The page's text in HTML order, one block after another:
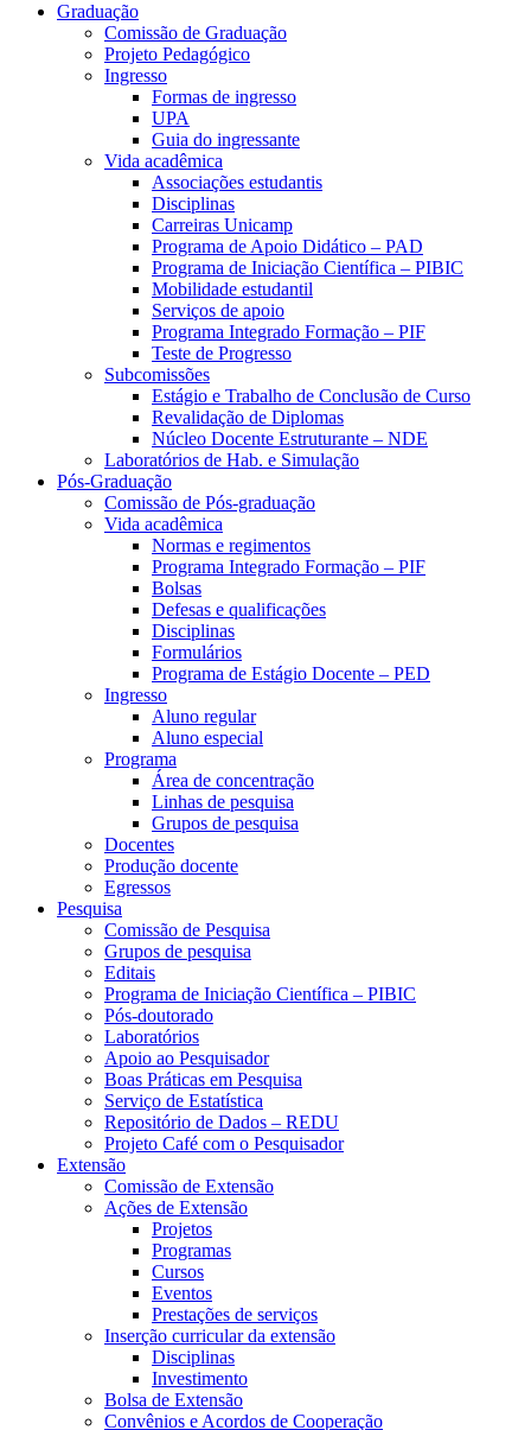
Graduação
Comissão de Graduação
Projeto Pedagógico
Ingresso
Formas de ingresso
UPA
Guia do ingressante
Vida acadêmica
Associações estudantis
Disciplinas
Carreiras Unicamp
Programa de Apoio Didático – PAD
Programa de Iniciação Científica – PIBIC
Mobilidade estudantil
Serviços de apoio
Programa Integrado Formação – PIF
Teste de Progresso
Subcomissões
Estágio e Trabalho de Conclusão de Curso
Revalidação de Diplomas
Núcleo Docente Estruturante – NDE
Laboratórios de Hab. e Simulação
Pós-Graduação
Comissão de Pós-graduação
Vida acadêmica
Normas e regimentos
Programa Integrado Formação – PIF
Bolsas
Defesas e qualificações
Disciplinas
Formulários
Programa de Estágio Docente – PED
Ingresso
Aluno regular
Aluno especial
Programa
Área de concentração
Linhas de pesquisa
Grupos de pesquisa
Docentes
Produção docente
Egressos
Pesquisa
Comissão de Pesquisa
Grupos de pesquisa
Editais
Programa de Iniciação Científica – PIBIC
Pós-doutorado
Laboratórios
Apoio ao Pesquisador
Boas Práticas em Pesquisa
Serviço de Estatística
Repositório de Dados – REDU
Projeto Café com o Pesquisador
Extensão
Comissão de Extensão
Ações de Extensão
Projetos
Programas
Cursos
Eventos
Prestações de serviços
Inserção curricular da extensão
Disciplinas
Investimento
Bolsa de Extensão
Convênios e Acordos de Cooperação